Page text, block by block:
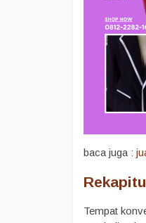
baca juga :
Tempat